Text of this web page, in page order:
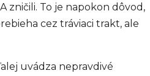
zničili. To je napokon dôvod,
cez tráviaci trakt, ale
uvádza nepravdivé